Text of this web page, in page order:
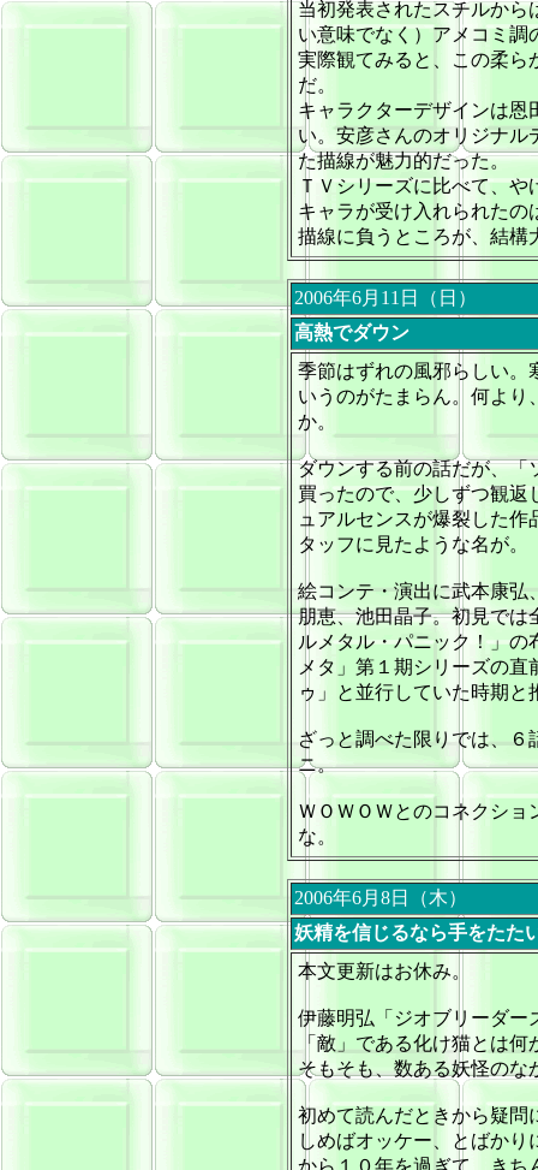
当初発表されたスチルから
い意味でなく）アメコミ調
実際観てみると、この柔ら
だ。
キャラクターデザインは恩
い。安彦さんのオリジナル
た描線が魅力的だった。
ＴＶシリーズに比べて、
キャラが受け入れられたの
描線に負うところが、結構
2006年6月11日（日）
高熱でダウン
季節はずれの風邪らしい。
いうのがたまらん。何より
か。
ダウンする前の話だが、「
買ったので、少しずつ観返
ュアルセンスが爆裂した
タッフに見たような名が。
絵コンテ・演出に武本康弘
朋恵、池田晶子。初見では
ルメタル・パニック！」
メタ」第１期シリーズの
ゥ」と並行していた時期と
ざっと調べた限りでは、
ニ。
ＷＯＷＯＷとのコネクショ
な。
2006年6月8日（木）
妖精を信じるなら手をたた
本文更新はお休み。
伊藤明弘「ジオブリーダー
「敵」である化け猫とは何
そもそも、数ある妖怪のな
初めて読んだときから疑問
しめばオッケー、とばか
から１０年を過ぎて、きち